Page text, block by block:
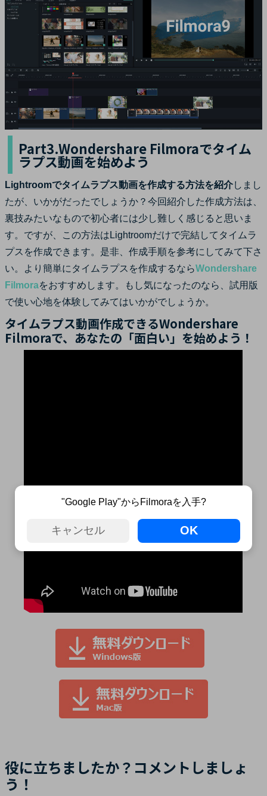
Part3.Wondershare Filmoraでタイム
ラプス動画を始めよう
Lightroomでタイムラプス動画を作成する方法を紹介しまし
たが、いかがだったでしょうか？今回紹介した作成方法は、
裏技みたいなもので初心者には少し難しく感じると思いま
す。ですが、この方法はLightroomだけで完結してタイムラ
プスを作成できます。是非、作成手順を参考にしてみて下さ
い。より簡単にタイムラプスを作成するならWondershare
Filmoraをおすすめします。もし気になったのなら、試用版
で使い心地を体験してみてはいかがでしょうか。
タイムラプス動画作成できるWondershare
Filmoraで、あなたの「面白い」を始めよう！
役に立ちましたか？コメントしましょ
う！
"Google Play"からFilmoraを入手?
キャンセル OK